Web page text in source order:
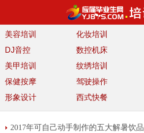
美容培训 化妆培训
DJ音控
数控机床
美甲培训
纹绣培训
保健按摩
驾驶操作
形象设计
西式快餐
2017年可自己动手制作的五大解暑饮品